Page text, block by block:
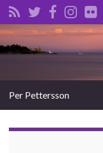
Search
Per Pettersson